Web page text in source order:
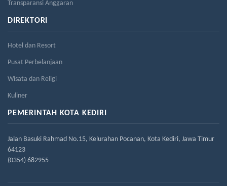
Transparansi Anggaran
DIREKTORI
Hotel dan Resort
Pusat Perbelanjaan
Wisata dan Religi
Kuliner
PEMERINTAH KOTA KEDIRI
Jalan Basuki Rahmad No.15, Kelurahan Pocanan, Kota Kediri, Jawa Timur
64123
(0354) 682955